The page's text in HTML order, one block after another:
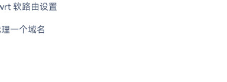
软路由设置
一个域名